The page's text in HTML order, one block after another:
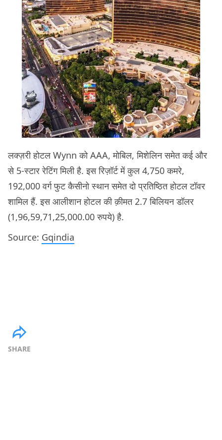
लक्ज़री होटल Wynn को AAA, मोबिल, मिशेलिन समेत कई और
से 5-स्टार रेटिंग मिली है. इस रिज़ॉर्ट में कुल 4,750 कमरे,
192,000 वर्ग फुट कैसीनो स्थान समेत दो प्रतिष्ठित होटल टॉवर
शामिल हैं. इस आलीशान होटल की क़ीमत 2.7 बिलियन डॉलर
(1,96,59,71,25,000.00 रुपये) है.
Source: Gqindia
SHARE